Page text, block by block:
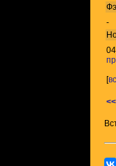
-
[
<<